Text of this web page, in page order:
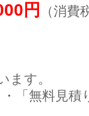
円 （消費
ます。
「無料見積